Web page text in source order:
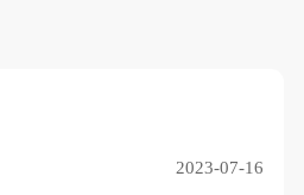
2023-07-16